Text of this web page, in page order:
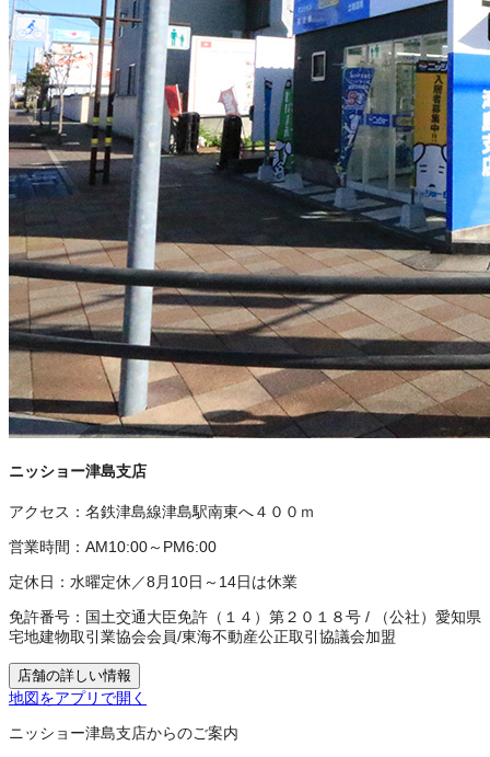
ニッショー津島支店
アクセス： 名鉄津島線津島駅南東へ４００ｍ
営業時間： AM10:00～PM6:00
定休日： 水曜定休／8月10日～14日は休業
免許番号： 国土交通大臣免許（１４）第２０１８号 /
（公社）愛知県
宅地建物取引業協会会員/東海不動産公正取引協議会加盟
店舗の詳しい情報
地図をアプリで開く
ニッショー津島支店からのご案内